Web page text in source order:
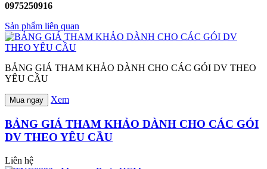
0975250916
Sản phẩm liên quan
BẢNG GIÁ THAM KHẢO DÀNH CHO CÁC GÓI DV THEO
YÊU CẦU
Mua ngay Xem
BẢNG GIÁ THAM KHẢO DÀNH CHO CÁC GÓI
DV THEO YÊU CẦU
Liên hệ